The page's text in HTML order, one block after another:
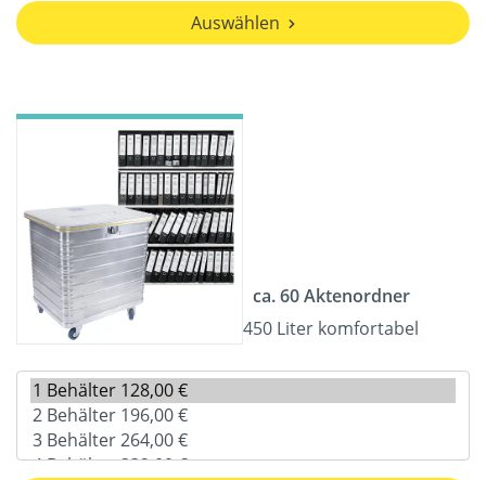
Auswählen
ca. 60 Aktenordner
450 Liter komfortabel